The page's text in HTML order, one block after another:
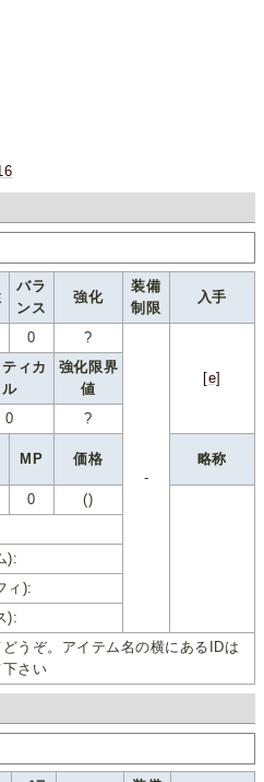
バラ
ンス
強化
装備
制限
入手
0 ?
-
[e]
ィカ
ル
強化限界
値
0
?
MP 価格 略称
0
()
):
ィ):
):
うぞ。アイテム名の横にあるIDは
下さい